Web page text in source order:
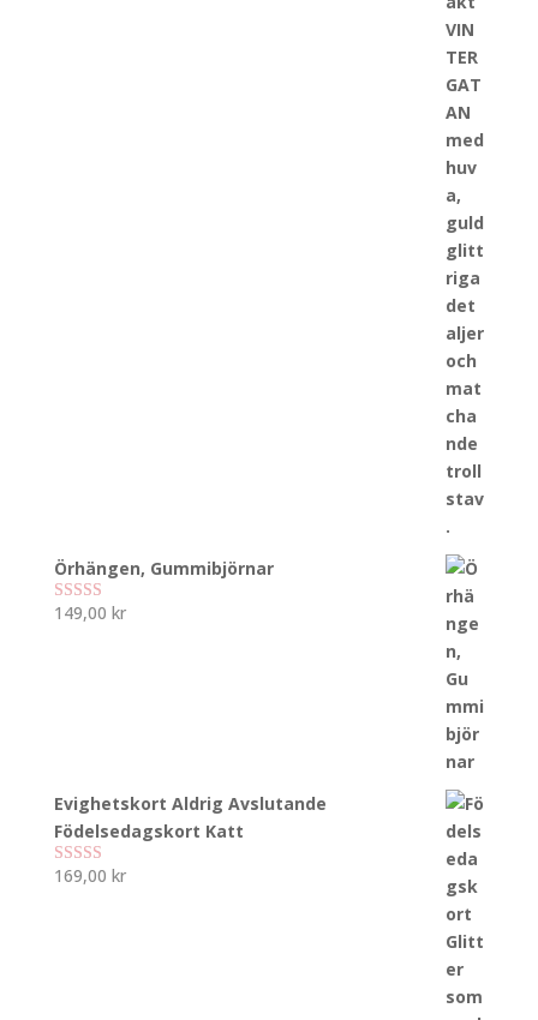
Örhängen, Gummibjörnar
Betygsatt
149,00 kr
Evighetskort Aldrig Avslutande
Födelsedagskort Katt
Betygsatt
169,00 kr